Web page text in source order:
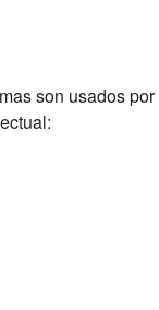
son usados por